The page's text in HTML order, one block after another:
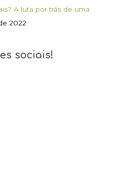
A luta por trás de uma
2022
sociais!